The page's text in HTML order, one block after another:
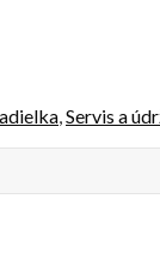
,Servis a